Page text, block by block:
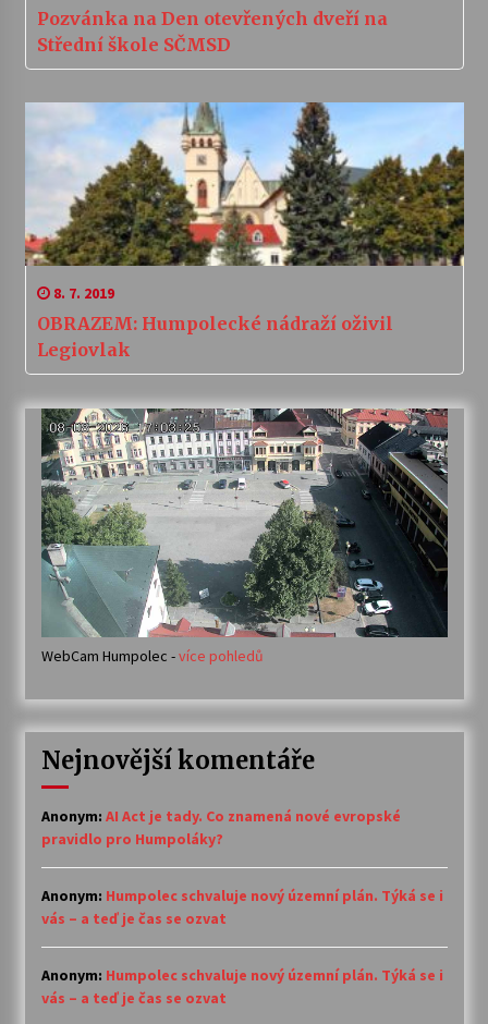
Pozvánka na Den otevřených dveří na
Střední škole SČMSD
8. 7. 2019
OBRAZEM: Humpolecké nádraží oživil
Legiovlak
WebCam Humpolec -více pohledů
Nejnovější komentáře
Anonym: AI Act je tady. Co znamená nové evropské
pravidlo pro Humpoláky?
Anonym: Humpolec schvaluje nový územní plán. Týká se i
vás – a teď je čas se ozvat
Anonym: Humpolec schvaluje nový územní plán. Týká se i
vás – a teď je čas se ozvat